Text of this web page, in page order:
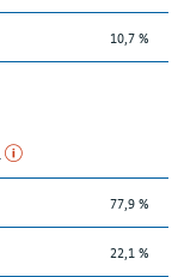
10,7 %
77,9 %
22,1 %